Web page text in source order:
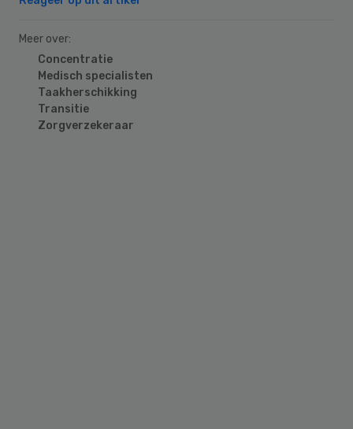
Meer over:
Concentratie
Medisch specialisten
Taakherschikking
Transitie
Zorgverzekeraar